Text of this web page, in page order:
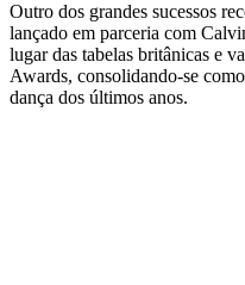
Outro dos grandes sucessos
lançado em parceria com
lugar das tabelas britânicas e
Awards, consolidando-se
dança dos últimos anos.